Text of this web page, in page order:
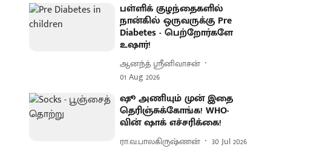
பள்ளிக் குழந்தைகளில்
நான்கில் ஒருவருக்கு Pre
Diabetes - பெற்றோர்களே
உஷார்!
ஆனந்த் ஸ்ரீனிவாசன்
01 Aug 2026
ஷூ அணியும் முன் இதை
தெரிஞ்சுக்கோங்க! WHO-
வின் ஷாக் எச்சரிக்கை!
ரா.வ.பாலகிருஷ்ணன் 30 Jul 2026